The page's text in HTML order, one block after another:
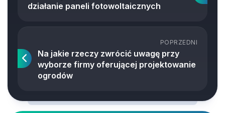
działanie paneli fotowoltaicznych
POPRZEDNI
Na jakie rzeczy zwrócić uwagę przy
wyborze firmy oferującej projektowanie
ogrodów